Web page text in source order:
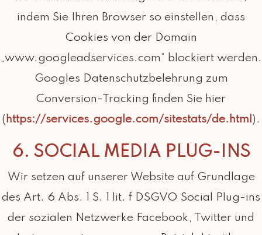
indem Sie Ihren Browser so einstellen, dass
Cookies von der Domain
„www.googleadservices.com“ blockiert werden.
Googles Datenschutzbelehrung zum
Conversion-Tracking finden Sie hier
(https://services.google.com/sitestats/de.html).
6. SOCIAL MEDIA PLUG-INS
Wir setzen auf unserer Website auf Grundlage
des Art. 6 Abs. 1 S. 1 lit. f DSGVO Social Plug-ins
der sozialen Netzwerke Facebook, Twitter und